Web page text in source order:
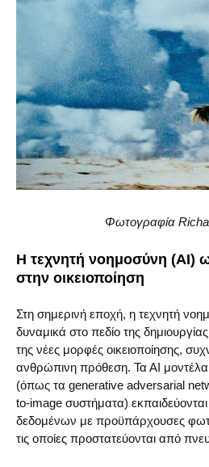
Φωτογραφία
Η τεχνητή νοημοσύνη (AI)
στην οικειοποίηση
Στη σημερινή εποχή, η τεχνητή
δυναμικά στο πεδίο της
της νέες μορφές οικειοποίησης,
ανθρώπινη πρόθεση. Τα ΑΙ
(όπως τα generative adversarial
to-image συστήματα) εκπαιδεύονται
δεδομένων με προϋπάρχουσες
τις οποίες προστατεύονται από